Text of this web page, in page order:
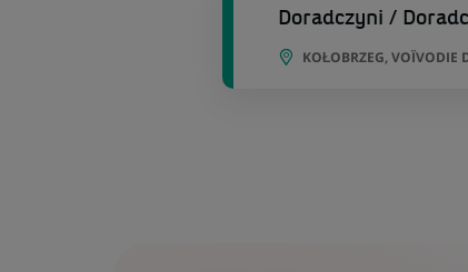
Doradczyni /
KOŁOBRZEG, VOÏVODIE